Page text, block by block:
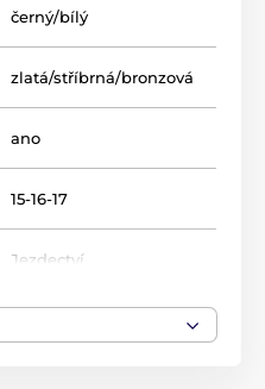
černý/bílý
zlatá/stříbrná/bronzová
ano
15-16-17
Jezdectví